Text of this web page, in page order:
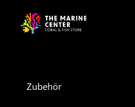
springen
Zubehör